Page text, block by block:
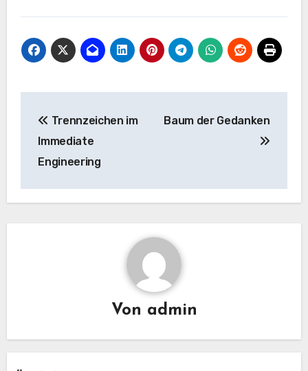
Navigation
Trennzeichen im
Immediate
Engineering
Baum der Gedanken
Von admin